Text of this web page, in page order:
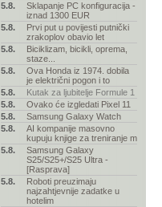
5.8.
Sklapanje PC konfiguracija -
iznad 1300 EUR
5.8.
Prvi put u povijesti putnički
zrakoplov obavio let
5.8.
Biciklizam, bicikli, oprema,
staze...
5.8.
Ova Honda iz 1974. dobila
je električni pogon i to
5.8.
Kutak za ljubitelje Formule 1
5.8.
Ovako će izgledati Pixel 11
5.8.
Samsung Galaxy Watch
5.8.
AI kompanije masovno
kupuju knjige za treniranje m
5.8.
Samsung Galaxy
S25/S25+/S25 Ultra -
[Rasprava]
5.8.
Roboti preuzimaju
najzahtjevnije zadatke u
hotelim